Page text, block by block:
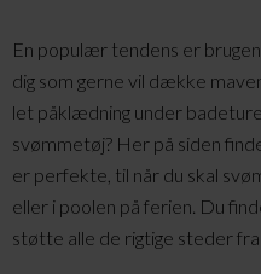
En populær tendens er
dig som gerne vil dække
let påklædning under
svømmetøj? Her på siden
er perfekte, til når du skal
eller i poolen på ferien. Du
støtte alle de rigtige steder